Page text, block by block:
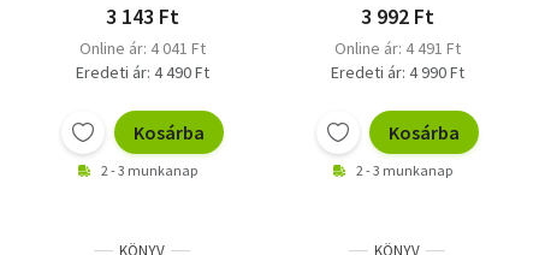
3 143 Ft
Online ár: 4 041 Ft
Eredeti ár: 4 490 Ft
Kosárba
2 - 3 munkanap
3 992 Ft
Online ár: 4 491 Ft
Eredeti ár: 4 990 Ft
Kosárba
2 - 3 munkanap
KÖNYV KÖNYV